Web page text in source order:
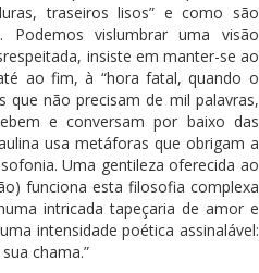
traseiros lisos” e como são
Podemos vislumbrar uma visão
insiste em manter-se ao
ao fim, à “hora fatal,quando o
que não precisam de mil palavras,
e conversam por baixo das
usa metáforas que obrigam a
Uma gentileza oferecida ao
funciona esta filosofia complexa
intricada tapeçaria de amor e
intensidade poética assinalável:
chama.”